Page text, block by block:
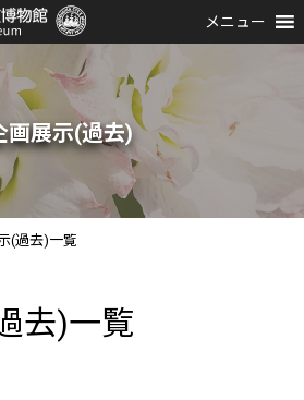
メニュー
画展示(過去)
(過去)一覧
去)一覧